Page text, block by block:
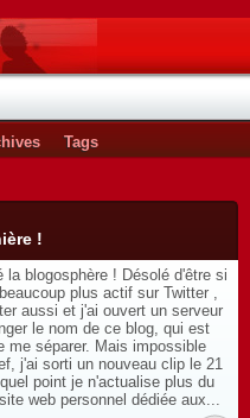
Tags
!
blogosphère ! Désolé d'être si
plus actif sur Twitter ,
aussi et j'ai ouvert un serveur
le nom de ce blog, qui est
me séparer. Mais impossible
j'ai sorti un nouveau clip le 21
point je n'actualise plus du
web personnel dédiée aux...